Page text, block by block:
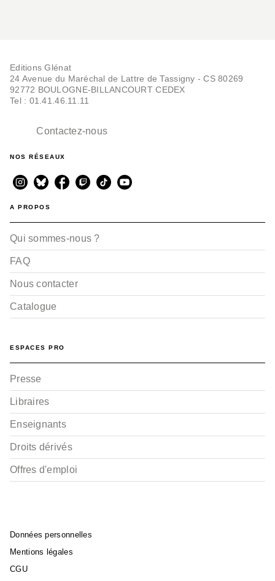
Editions Glénat
24 Avenue du Maréchal de Lattre de Tassigny - CS 80269
92772 BOULOGNE-BILLANCOURT CEDEX
Tel : 01.41.46.11.11
Contactez-nous
NOS RÉSEAUX
A PROPOS
Qui sommes-nous ?
FAQ
Nous contacter
Catalogue
ESPACES PRO
Presse
Libraires
Enseignants
Droits dérivés
Offres d'emploi
Données personnelles
Mentions légales
CGU